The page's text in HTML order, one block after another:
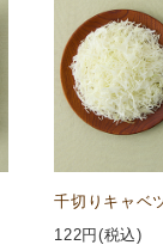
千切りキャベ
122円(税込)